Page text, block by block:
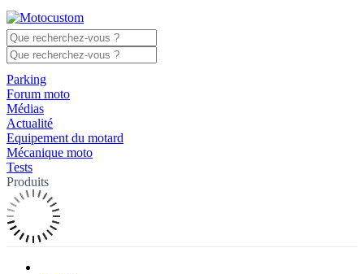
Parking
Forum moto
Médias
Actualité
Equipement du motard
Mécanique moto
Tests
Produits